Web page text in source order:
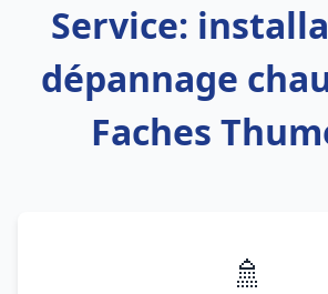
Service:
dépannage
Faches
🚿